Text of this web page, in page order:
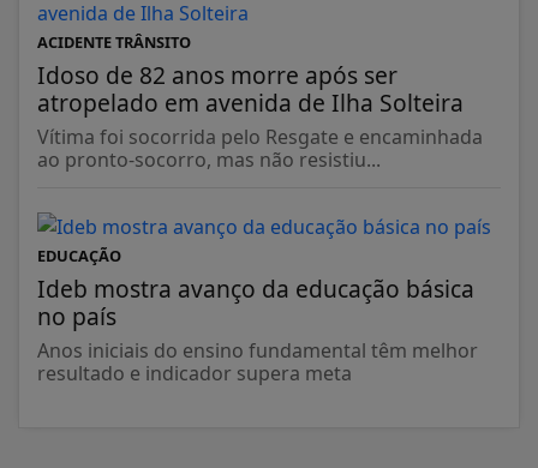
ACIDENTE TRÂNSITO
Idoso de 82 anos morre após ser
atropelado em avenida de Ilha Solteira
Vítima foi socorrida pelo Resgate e encaminhada
ao pronto-socorro, mas não resistiu...
EDUCAÇÃO
Ideb mostra avanço da educação básica
no país
Anos iniciais do ensino fundamental têm melhor
resultado e indicador supera meta